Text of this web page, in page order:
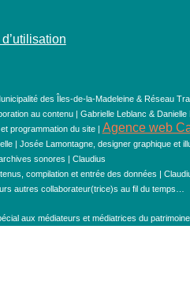
des Îles-de-la-Madeleine & Réseau
au contenu | Gabrielle Leblanc & Danielle
programmation du site | Agence web
| Josée Lamontagne, designer graphique et
sonores | Claudius
compilation et entrée des données |
autres collaborateur(trice)s au fil du temps…
aux médiateurs et médiatrices du